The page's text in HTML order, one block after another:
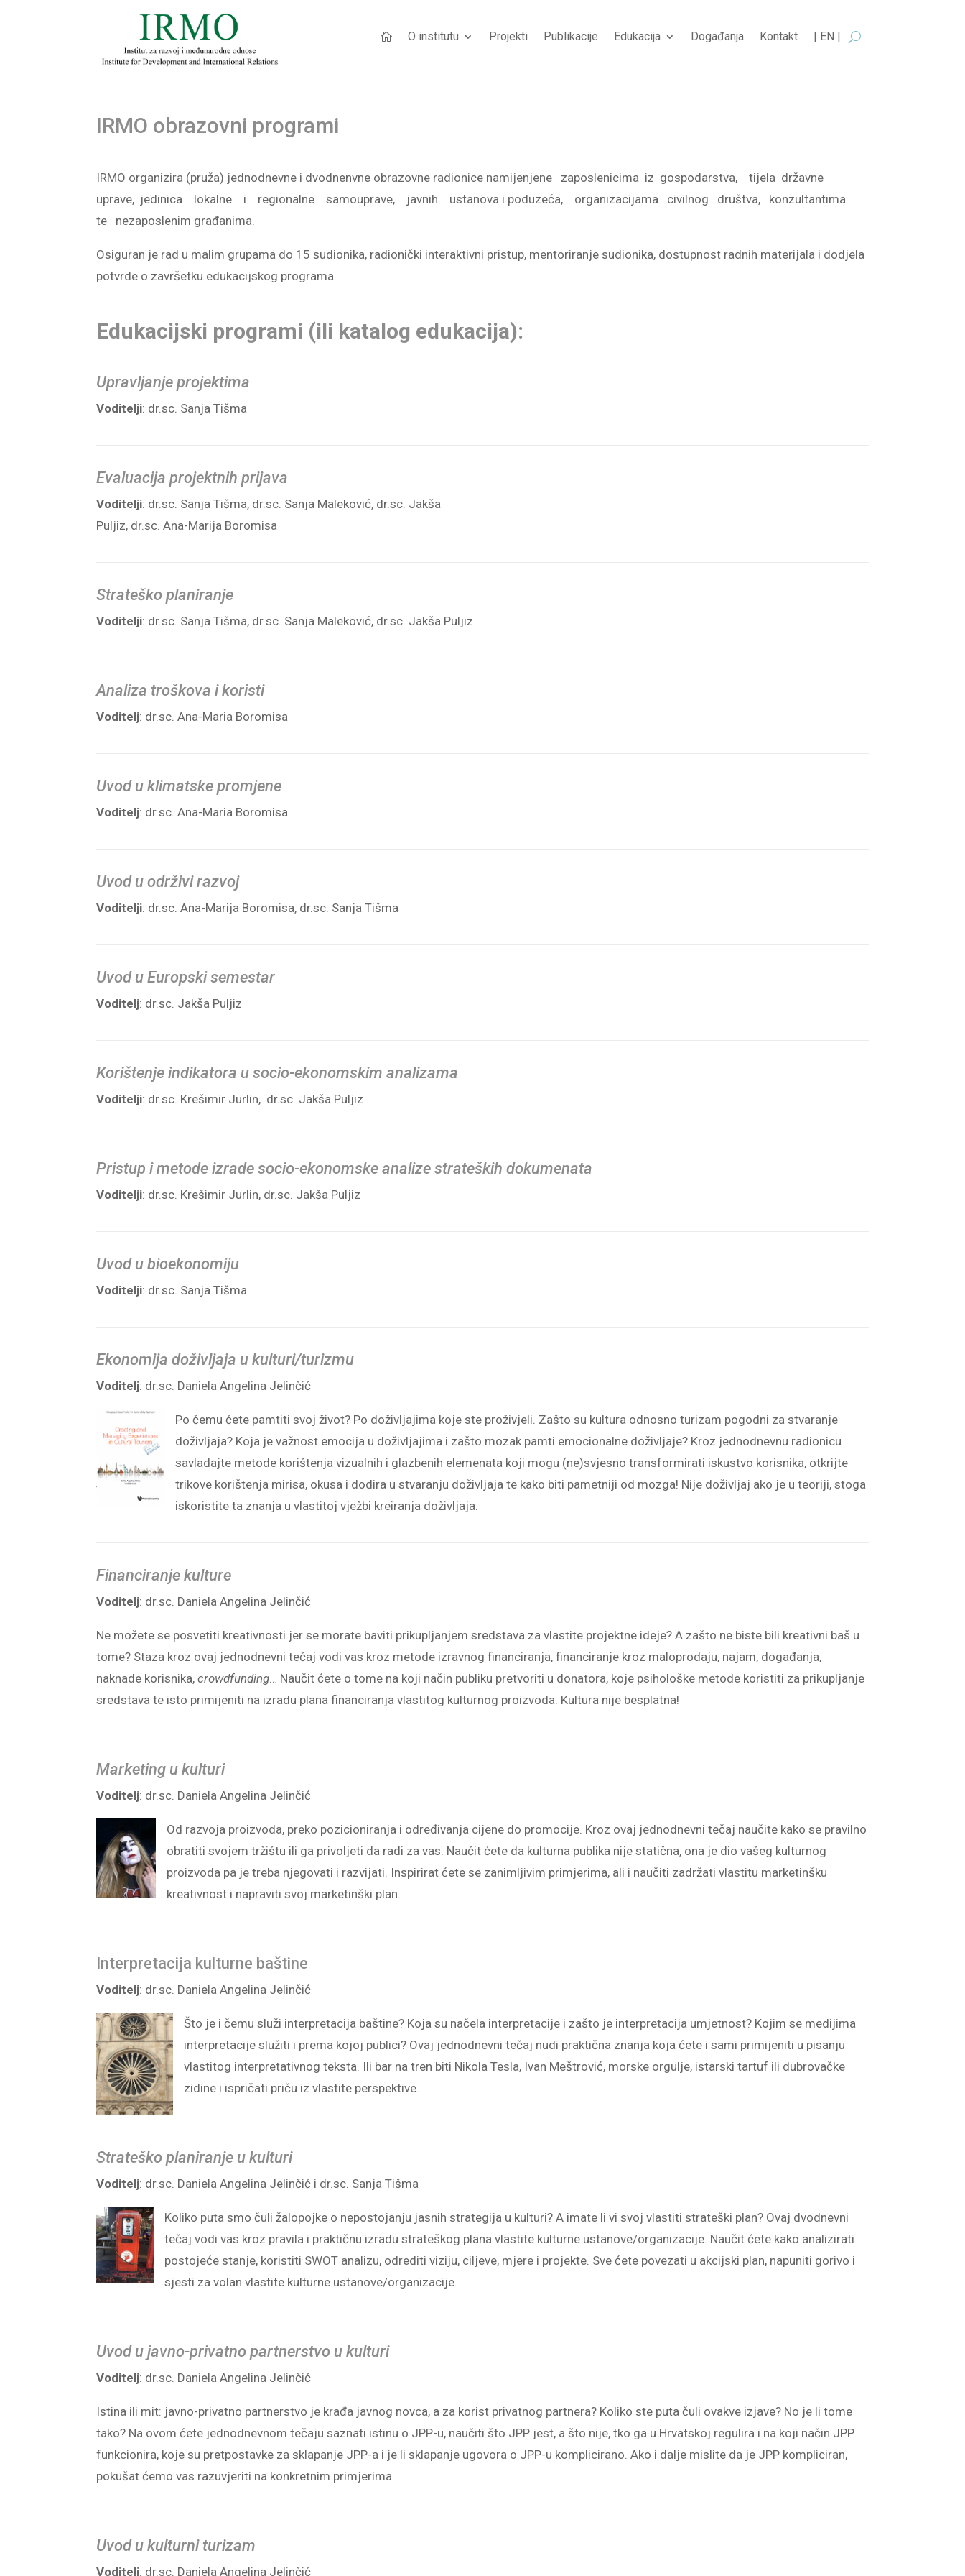
 O institutu Projekti Publikacije Edukacija Događanja Kontakt | EN |
IRMO obrazovni programi
IRMO organizira (pruža) jednodnevne i dvodnenvne obrazovne radionice namijenjene zaposlenicima iz gospodarstva, tijela državne
uprave, jedinica lokalne i regionalne samouprave, javnih ustanova i poduzeća, organizacijama civilnog društva, konzultantima
te nezaposlenim građanima.
Osiguran je rad u malim grupama do 15 sudionika, radionički interaktivni pristup, mentoriranje sudionika, dostupnost radnih materijala i dodjela
potvrde o završetku edukacijskog programa.
Edukacijski programi (ili katalog edukacija):
Upravljanje projektima
Voditelji: dr.sc. Sanja Tišma
Evaluacija projektnih prijava
Voditelji: dr.sc. Sanja Tišma, dr.sc. Sanja Maleković, dr.sc. Jakša
Puljiz, dr.sc. Ana-Marija Boromisa
Strateško planiranje
Voditelji: dr.sc. Sanja Tišma, dr.sc. Sanja Maleković, dr.sc. Jakša Puljiz
Analiza troškova i koristi
Voditelj: dr.sc. Ana-Maria Boromisa
Uvod u klimatske promjene
Voditelj: dr.sc. Ana-Maria Boromisa
Uvod u održivi razvoj
Voditelji: dr.sc. Ana-Marija Boromisa, dr.sc. Sanja Tišma
Uvod u Europski semestar
Voditelj: dr.sc. Jakša Puljiz
Korištenje indikatora u socio-ekonomskim analizama
Voditelji: dr.sc. Krešimir Jurlin, dr.sc. Jakša Puljiz
Pristup i metode izrade socio-ekonomske analize strateških dokumenata
Voditelji: dr.sc. Krešimir Jurlin, dr.sc. Jakša Puljiz
Uvod u bioekonomiju
Voditelji: dr.sc. Sanja Tišma
Ekonomija doživljaja u kulturi/turizmu
Voditelj: dr.sc. Daniela Angelina Jelinčić
Po čemu ćete pamtiti svoj život? Po doživljajima koje ste proživjeli. Zašto su kultura odnosno turizam pogodni za stvaranje
doživljaja? Koja je važnost emocija u doživljajima i zašto mozak pamti emocionalne doživljaje? Kroz jednodnevnu radionicu
savladajte metode korištenja vizualnih i glazbenih elemenata koji mogu (ne)svjesno transformirati iskustvo korisnika, otkrijte
trikove korištenja mirisa, okusa i dodira u stvaranju doživljaja te kako biti pametniji od mozga! Nije doživljaj ako je u teoriji, stoga
iskoristite ta znanja u vlastitoj vježbi kreiranja doživljaja.
Financiranje kulture
Voditelj: dr.sc. Daniela Angelina Jelinčić
Ne možete se posvetiti kreativnosti jer se morate baviti prikupljanjem sredstava za vlastite projektne ideje? A zašto ne biste bili kreativni baš u
tome? Staza kroz ovaj jednodnevni tečaj vodi vas kroz metode izravnog financiranja, financiranje kroz maloprodaju, najam, događanja,
naknade korisnika,crowdfunding … Naučit ćete o tome na koji način publiku pretvoriti u donatora, koje psihološke metode koristiti za prikupljanje
sredstava te isto primijeniti na izradu plana financiranja vlastitog kulturnog proizvoda. Kultura nije besplatna!
Marketing u kulturi
Voditelj: dr.sc. Daniela Angelina Jelinčić
Od razvoja proizvoda, preko pozicioniranja i određivanja cijene do promocije. Kroz ovaj jednodnevni tečaj naučite kako se pravilno
obratiti svojem tržištu ili ga privoljeti da radi za vas. Naučit ćete da kulturna publika nije statična, ona je dio vašeg kulturnog
proizvoda pa je treba njegovati i razvijati. Inspirirat ćete se zanimljivim primjerima, ali i naučiti zadržati vlastitu marketinšku
kreativnost i napraviti svoj marketinški plan.
Interpretacija kulturne baštine
Voditelj: dr.sc. Daniela Angelina Jelinčić
Što je i čemu služi interpretacija baštine? Koja su načela interpretacije i zašto je interpretacija umjetnost? Kojim se medijima
interpretacije služiti i prema kojoj publici? Ovaj jednodnevni tečaj nudi praktična znanja koja ćete i sami primijeniti u pisanju
vlastitog interpretativnog teksta. Ili bar na tren biti Nikola Tesla, Ivan Meštrović, morske orgulje, istarski tartuf ili dubrovačke
zidine i ispričati priču iz vlastite perspektive.
Strateško planiranje u kulturi
Voditelj: dr.sc. Daniela Angelina Jelinčić i dr.sc. Sanja Tišma
Koliko puta smo čuli žalopojke o nepostojanju jasnih strategija u kulturi? A imate li vi svoj vlastiti strateški plan? Ovaj dvodnevni
tečaj vodi vas kroz pravila i praktičnu izradu strateškog plana vlastite kulturne ustanove/organizacije. Naučit ćete kako analizirati
postojeće stanje, koristiti SWOT analizu, odrediti viziju, ciljeve, mjere i projekte. Sve ćete povezati u akcijski plan, napuniti gorivo i
sjesti za volan vlastite kulturne ustanove/organizacije.
Uvod u javno-privatno partnerstvo u kulturi
Voditelj: dr.sc. Daniela Angelina Jelinčić
Istina ili mit: javno-privatno partnerstvo je krađa javnog novca, a za korist privatnog partnera? Koliko ste puta čuli ovakve izjave? No je li tome
tako? Na ovom ćete jednodnevnom tečaju saznati istinu o JPP-u, naučiti što JPP jest, a što nije, tko ga u Hrvatskoj regulira i na koji način JPP
funkcionira, koje su pretpostavke za sklapanje JPP-a i je li sklapanje ugovora o JPP-u komplicirano. Ako i dalje mislite da je JPP kompliciran,
pokušat ćemo vas razuvjeriti na konkretnim primjerima.
Uvod u kulturni turizam
Voditelj: dr.sc. Daniela Angelina Jelinčić